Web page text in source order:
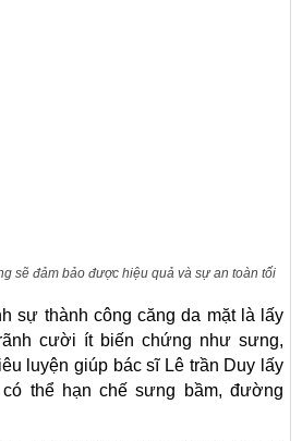
sẽ đảm bảo được hiệu quả và sự an toàn tối
sự thành công căng da mặt là lấy
cười ít biến chứng như sưng,
luyện giúp bác sĩ Lê trần Duy lấy
thể hạn chế sưng bầm, đường